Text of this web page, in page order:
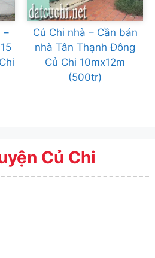
–
Củ Chi nhà – Cần bán
nhà Tân Thạnh Đông
Củ Chi 10mx12m
(500tr)
Củ Chi